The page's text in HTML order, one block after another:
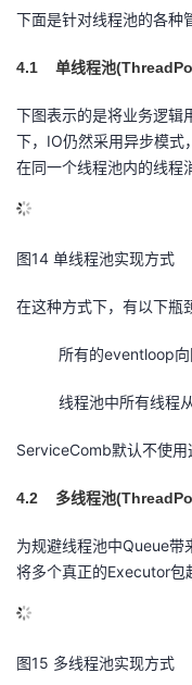
下面是针对线程池的各种
4.1 单线程池
下图表示的是将业务逻辑
下，IO仍然采用异步模式
在同一个线程池内的线程
图14 单线程池实现方式
在这种方式下，有以下瓶
所有的eventloop
线程池中所有线程
ServiceComb默认不使用
4.2 多线程池
为规避线程池中Queue
将多个真正的Executor包
图15 多线程池实现方式